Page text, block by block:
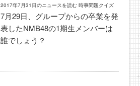
2017年7月31日のニュースを読む 時事問題クイズ
7月29日、グループからの卒業を発
表したNMB48の1期生メンバーは
誰でしょう？